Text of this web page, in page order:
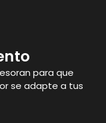
para que
se adapte a tus